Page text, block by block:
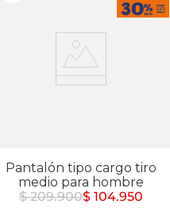
Pantalón tipo cargo tiro
medio para hombre
$ 209.900$ 104.950